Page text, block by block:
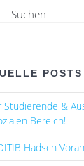
o
Suchen
POSTS
Studierende &
Bereich!
Hadsch